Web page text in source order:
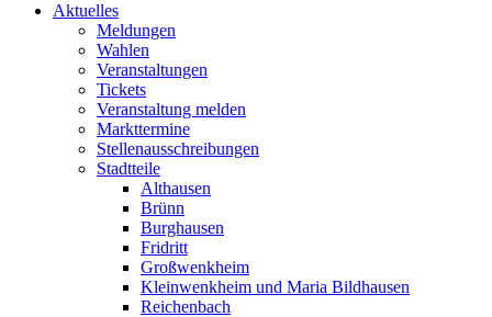
Aktuelles
Meldungen
Wahlen
Veranstaltungen
Tickets
Veranstaltung melden
Markttermine
Stellenausschreibungen
Stadtteile
Althausen
Brünn
Burghausen
Fridritt
Großwenkheim
Kleinwenkheim und Maria Bildhausen
Reichenbach